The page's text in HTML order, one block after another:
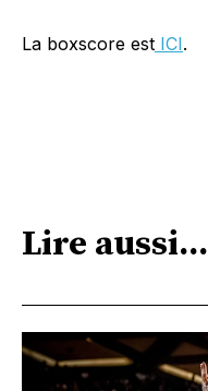
La boxscore est ICI.
Lire aussi...